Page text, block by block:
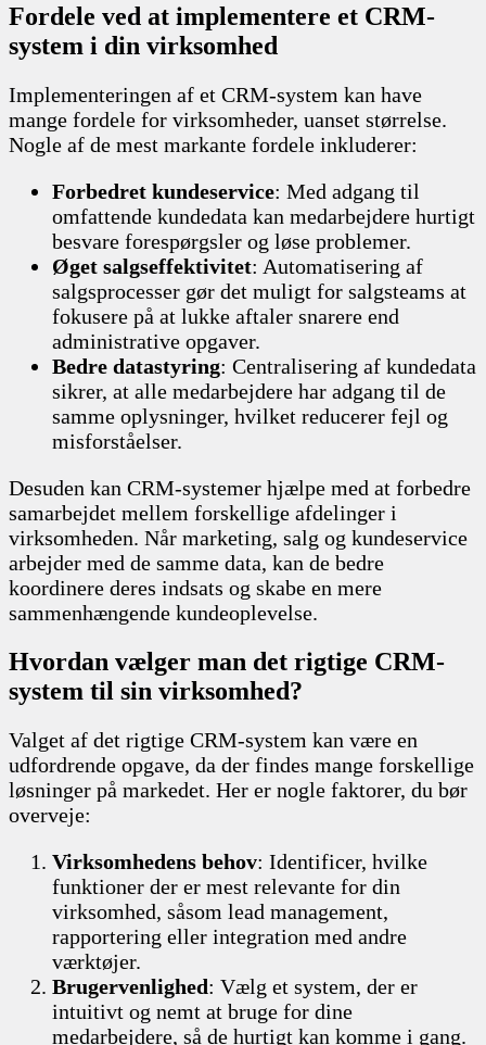
Fordele ved at implementere et CRM-
system i din virksomhed
Implementeringen af et CRM-system kan have
mange fordele for virksomheder, uanset størrelse.
Nogle af de mest markante fordele inkluderer:
Forbedret kundeservice: Med adgang til
omfattende kundedata kan medarbejdere hurtigt
besvare forespørgsler og løse problemer.
Øget salgseffektivitet: Automatisering af
salgsprocesser gør det muligt for salgsteams at
fokusere på at lukke aftaler snarere end
administrative opgaver.
Bedre datastyring: Centralisering af kundedata
sikrer, at alle medarbejdere har adgang til de
samme oplysninger, hvilket reducerer fejl og
misforståelser.
Desuden kan CRM-systemer hjælpe med at forbedre
samarbejdet mellem forskellige afdelinger i
virksomheden. Når marketing, salg og kundeservice
arbejder med de samme data, kan de bedre
koordinere deres indsats og skabe en mere
sammenhængende kundeoplevelse.
Hvordan vælger man det rigtige CRM-
system til sin virksomhed?
Valget af det rigtige CRM-system kan være en
udfordrende opgave, da der findes mange forskellige
løsninger på markedet. Her er nogle faktorer, du bør
overveje:
Virksomhedens behov: Identificer, hvilke
funktioner der er mest relevante for din
virksomhed, såsom lead management,
rapportering eller integration med andre
værktøjer.
Brugervenlighed: Vælg et system, der er
intuitivt og nemt at bruge for dine
medarbejdere, så de hurtigt kan komme i gang.